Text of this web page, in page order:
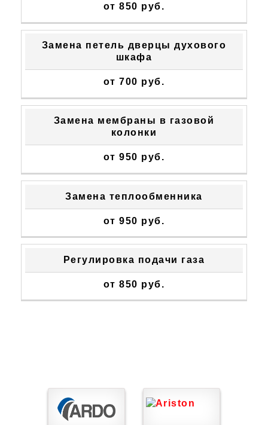
от 850 руб.
Замена петель дверцы духового
шкафа
от 700 руб.
Замена мембраны в газовой
колонки
от 950 руб.
Замена теплообменника
от 950 руб.
Регулировка подачи газа
от 850 руб.